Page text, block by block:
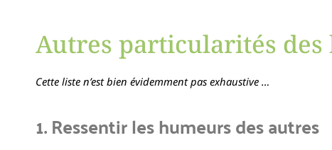
Autres particularités des
Cette liste n’est bien évidemment pas exhaustive …
1. Ressentir les humeurs des autres